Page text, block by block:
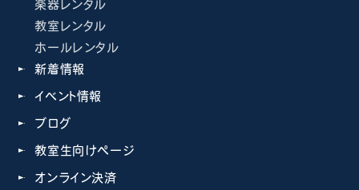
楽器レンタル
教室レンタル
ホールレンタル
新着情報
イベント情報
ブログ
教室生向けページ
オンライン決済